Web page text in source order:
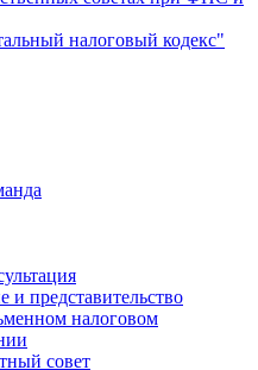
налоговый кодекс"
и представительство
налоговом
совет